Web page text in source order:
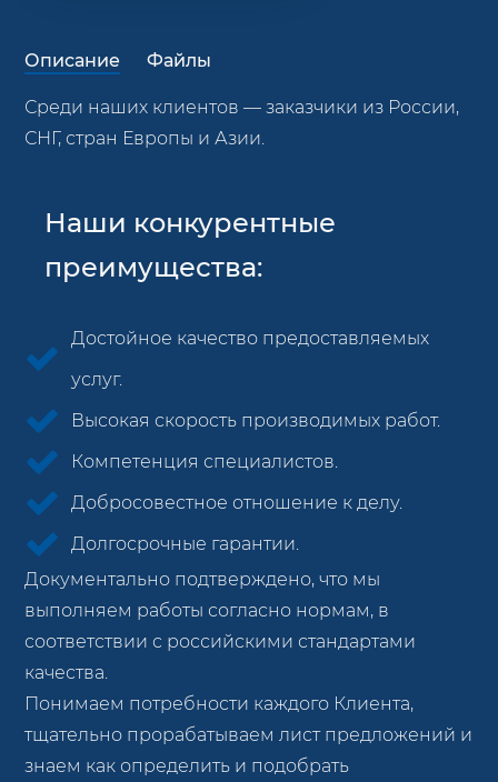
Описание Файлы
Среди наших клиентов — заказчики из России,
СНГ, стран Европы и Азии.
Наши конкурентные
преимущества:
Достойное качество предоставляемых
услуг.
Высокая скорость производимых работ.
Компетенция специалистов.
Добросовестное отношение к делу.
Долгосрочные гарантии.
Документально подтверждено, что мы
выполняем работы согласно нормам, в
соответствии с российскими стандартами
качества.
Понимаем потребности каждого Клиента,
тщательно прорабатываем лист предложений и
знаем как определить и подобрать